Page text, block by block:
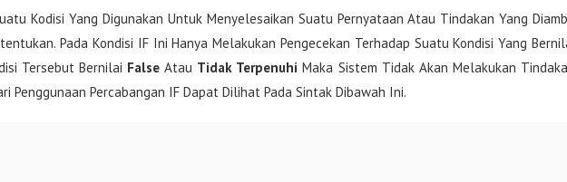
Kodisi Yang Digunakan Untuk Menyelesaikan Suatu Pernyataan Atau Tindakan Yang
Pada Kondisi IF Ini Hanya Melakukan Pengecekan Terhadap Suatu Kondisi Yang
Tersebut Bernilai FalseAtau Tidak Terpenuhi Maka Sistem Tidak Akan Melakukan
Penggunaan Percabangan IF Dapat Dilihat Pada Sintak Dibawah Ini.